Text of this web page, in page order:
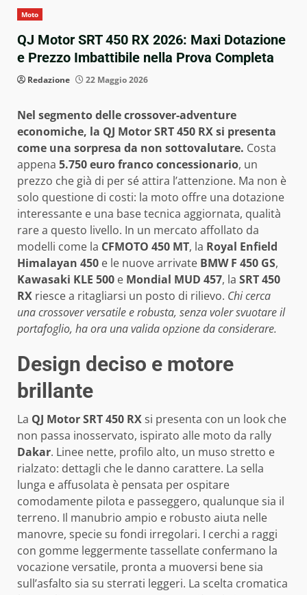
Moto
QJ Motor SRT 450 RX 2026: Maxi Dotazione
e Prezzo Imbattibile nella Prova Completa
Redazione 22 Maggio 2026
Nel segmento delle crossover-adventure
economiche, la QJ Motor SRT 450 RX si presenta
come una sorpresa da non sottovalutare. Costa
appena 5.750 euro franco concessionario, un
prezzo che già di per sé attira l’attenzione. Ma non è
solo questione di costi: la moto offre una dotazione
interessante e una base tecnica aggiornata, qualità
rare a questo livello. In un mercato affollato da
modelli come la CFMOTO 450 MT, la Royal Enfield
Himalayan 450 e le nuove arrivate BMW F 450 GS,
Kawasaki KLE 500 e Mondial MUD 457, la SRT 450
RX riesce a ritagliarsi un posto di rilievo. Chi cerca
una crossover versatile e robusta, senza voler svuotare il
portafoglio, ha ora una valida opzione da considerare.
Design deciso e motore
brillante
La QJ Motor SRT 450 RXsi presenta con un look che
non passa inosservato, ispirato alle moto da rally
Dakar. Linee nette, profilo alto, un muso stretto e
rialzato: dettagli che le danno carattere. La sella
lunga e affusolata è pensata per ospitare
comodamente pilota e passeggero, qualunque sia il
terreno. Il manubrio ampio e robusto aiuta nelle
manovre, specie su fondi irregolari. I cerchi a raggi
con gomme leggermente tassellate confermano la
vocazione versatile, pronta a muoversi bene sia
sull’asfalto sia su sterrati leggeri. La scelta cromatica